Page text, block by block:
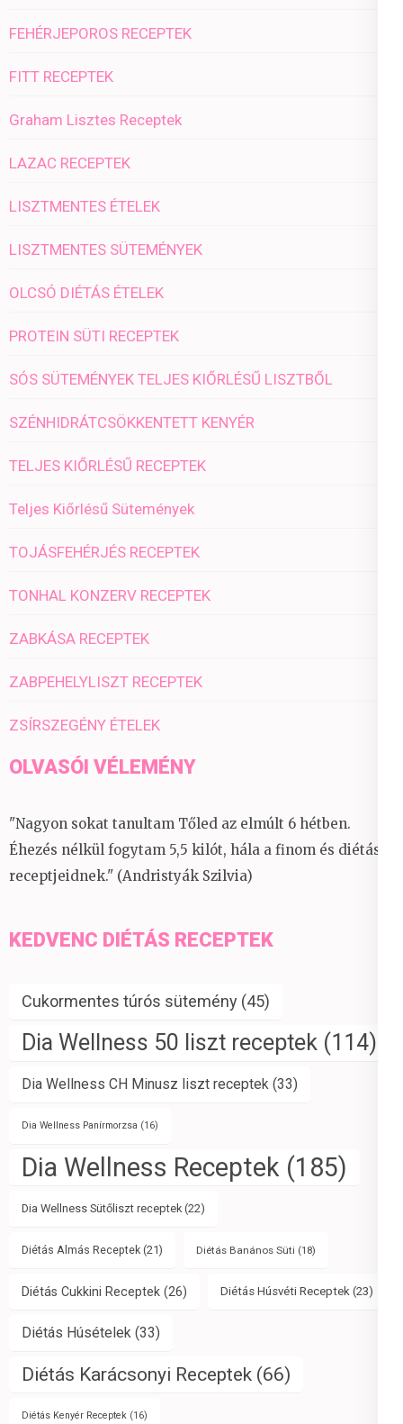
FEHÉRJEPOROS RECEPTEK
FITT RECEPTEK
Graham Lisztes Receptek
LAZAC RECEPTEK
LISZTMENTES ÉTELEK
LISZTMENTES SÜTEMÉNYEK
OLCSÓ DIÉTÁS ÉTELEK
PROTEIN SÜTI RECEPTEK
SÓS SÜTEMÉNYEK TELJES KIŐRLÉSŰ LISZTBŐL
SZÉNHIDRÁTCSÖKKENTETT KENYÉR
TELJES KIŐRLÉSŰ RECEPTEK
Teljes Kiőrlésű Sütemények
TOJÁSFEHÉRJÉS RECEPTEK
TONHAL KONZERV RECEPTEK
ZABKÁSA RECEPTEK
ZABPEHELYLISZT RECEPTEK
ZSÍRSZEGÉNY ÉTELEK
OLVASÓI VÉLEMÉNY
"Nagyon sokat tanultam Tőled az elmúlt 6 hétben.
Éhezés nélkül fogytam 5,5 kilót, hála a finom és diétás
receptjeidnek." (Andristyák Szilvia)
KEDVENC DIÉTÁS RECEPTEK
Cukormentes túrós sütemény (45)
Dia Wellness 50 liszt receptek (114)
Dia Wellness CH Minusz liszt receptek (33)
Dia Wellness Panírmorzsa (16)
Dia Wellness Receptek (185)
Dia Wellness Sütőliszt receptek (22)
Diétás Almás Receptek (21) Diétás Banános Süti (18)
Diétás Cukkini Receptek (26) Diétás Húsvéti Receptek (23)
Diétás Húsételek (33)
Diétás Karácsonyi Receptek (66)
Diétás Kenyér Receptek (16)